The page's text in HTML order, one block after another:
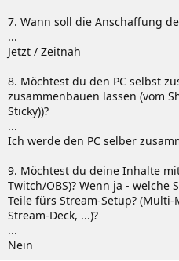
7. Wann soll die Anschaffung
...
Jetzt / Zeitnah
8. Möchtest du den PC selbst
zusammenbauen lassen (vom
Sticky))?
...
Ich werde den PC selber
9. Möchtest du deine Inhalte
Twitch/OBS)? Wenn ja - welche
Teile fürs Stream-Setup?
Stream-Deck, ...)?
...
Nein